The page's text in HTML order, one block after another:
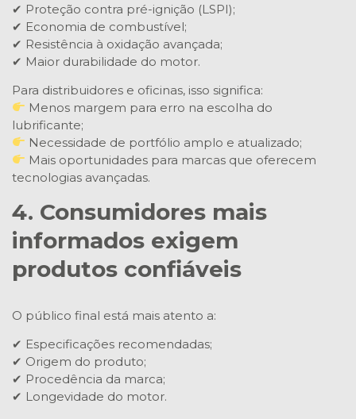
✔ Proteção contra pré-ignição (LSPI);
✔ Economia de combustível;
✔ Resistência à oxidação avançada;
✔ Maior durabilidade do motor.
Para distribuidores e oficinas, isso significa:
Menos margem para erro na escolha do
lubrificante;
Necessidade de portfólio amplo e atualizado;
Mais oportunidades para marcas que oferecem
tecnologias avançadas.
4. Consumidores mais
informados exigem
produtos confiáveis
O público final está mais atento a:
✔ Especificações recomendadas;
✔ Origem do produto;
✔ Procedência da marca;
✔ Longevidade do motor.